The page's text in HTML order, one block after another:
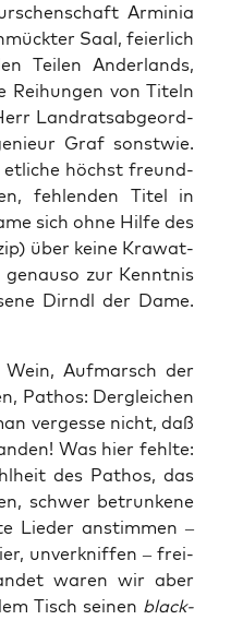
Armi­nia
Saal, fei­er­lich
Tei­len Ander­lands,
Rei­hun­gen von Titeln
Land­rats­ab­ge­ord­
Graf sonst­wie.
etli­che höchst freund­
feh­len­den Titel in
sich ohne Hil­fe des
über kei­ne Kra­wat­
zur Kennt­nis
Dirndl der Dame.
Auf­marsch der
Pathos: Der­glei­chen
ver­ges­se nicht, daß
Was hier fehl­te:
des Pathos, das
schwer betrun­ke­ne
Lie­der anstim­men –
unver­knif­fen – frei­
waren wir aber
Tisch sei­nen black­